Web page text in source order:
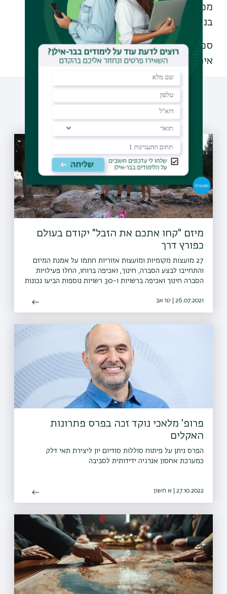
מכניסת חיילים רוסים לאדמת מדינה החברה
בנאט"ו.
סכסוך ישיר בין רוסיה לנאט"ו עלול לדרדר את
אירופה למלחמה בהיקפים רחבים הרבה יותר.
עוד כתבות שיעניינו אותך
מיזם "קחו אתכם את הזבל" יקודם בעולם
כפורץ דרך
27 מועצות מקומיות ומועצות אזוריות חתמו על אמנת המיזם
והתחייבו לבצע הסברה, חינוך, ואכיפה ברוחו, החלו פעילויות
הסברה חינוך ואכיפה ברשויות ו-30 רשויות נוספות הביעו נכונות
26.07.2021 | טז אב
פרופ' מלאכי נוקד זכה בפרס פתרונות
האקלים
הפרס ניתן על פיתוח סוללות סודיום יון ליצירת תאי דלק
כמערכת אחסון אנרגיה ידידותית לסביבה
27.10.2022 | א חשון